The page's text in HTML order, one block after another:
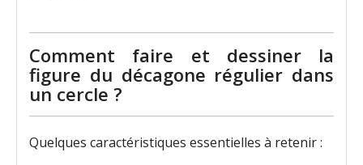
Comment faire et dessiner la
figure du décagone régulier dans
un cercle ?
Quelques caractéristiques essentielles à retenir :